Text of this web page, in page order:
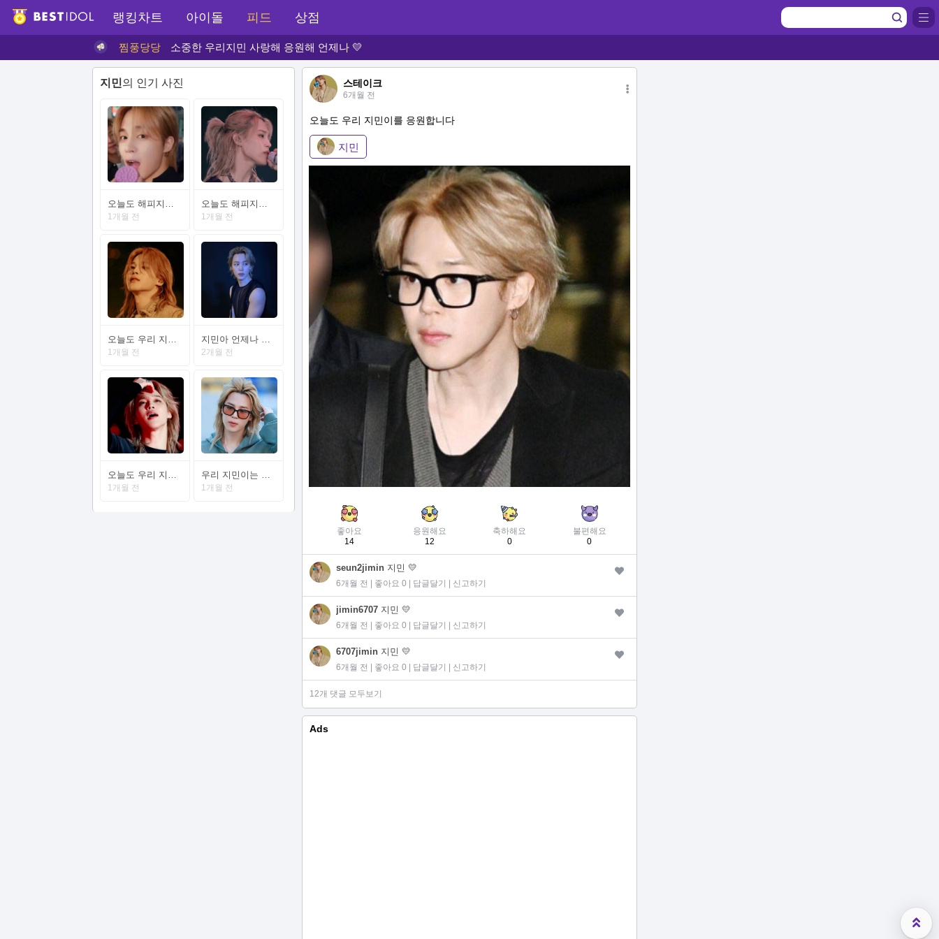
랭킹차트 아이돌 피드 상점
찜풍당당 소중한 우리지민 사랑해 응원해 언제나 💛
지민의 인기 사진
오늘도 해피지민데이하세요
1개월 전
오늘도 해피지민데이 하세요
1개월 전
오늘도 우리 지민이는 웃는하루 좋은하루가 되길
1개월 전
지민아 언제나 사랑한다
2개월 전
오늘도 우리 지민이를 응원합니다
1개월 전
우리 지민이는 오늘도 세상에서 가장 밝게 빛나길
1개월 전
스테이크
6개월 전
오늘도 우리 지민이를 응원합니다
지민
좋아요
14
응원해요
12
축하해요
0
불편해요
0
seun2jimin 지민 💛
6개월 전 | 좋아요 0 | 답글달기 신고하기
jimin6707 지민 💛
6개월 전 | 좋아요 0 | 답글달기 신고하기
6707jimin 지민 💛
6개월 전 | 좋아요 0 | 답글달기 신고하기
12개 댓글 모두보기
Ads